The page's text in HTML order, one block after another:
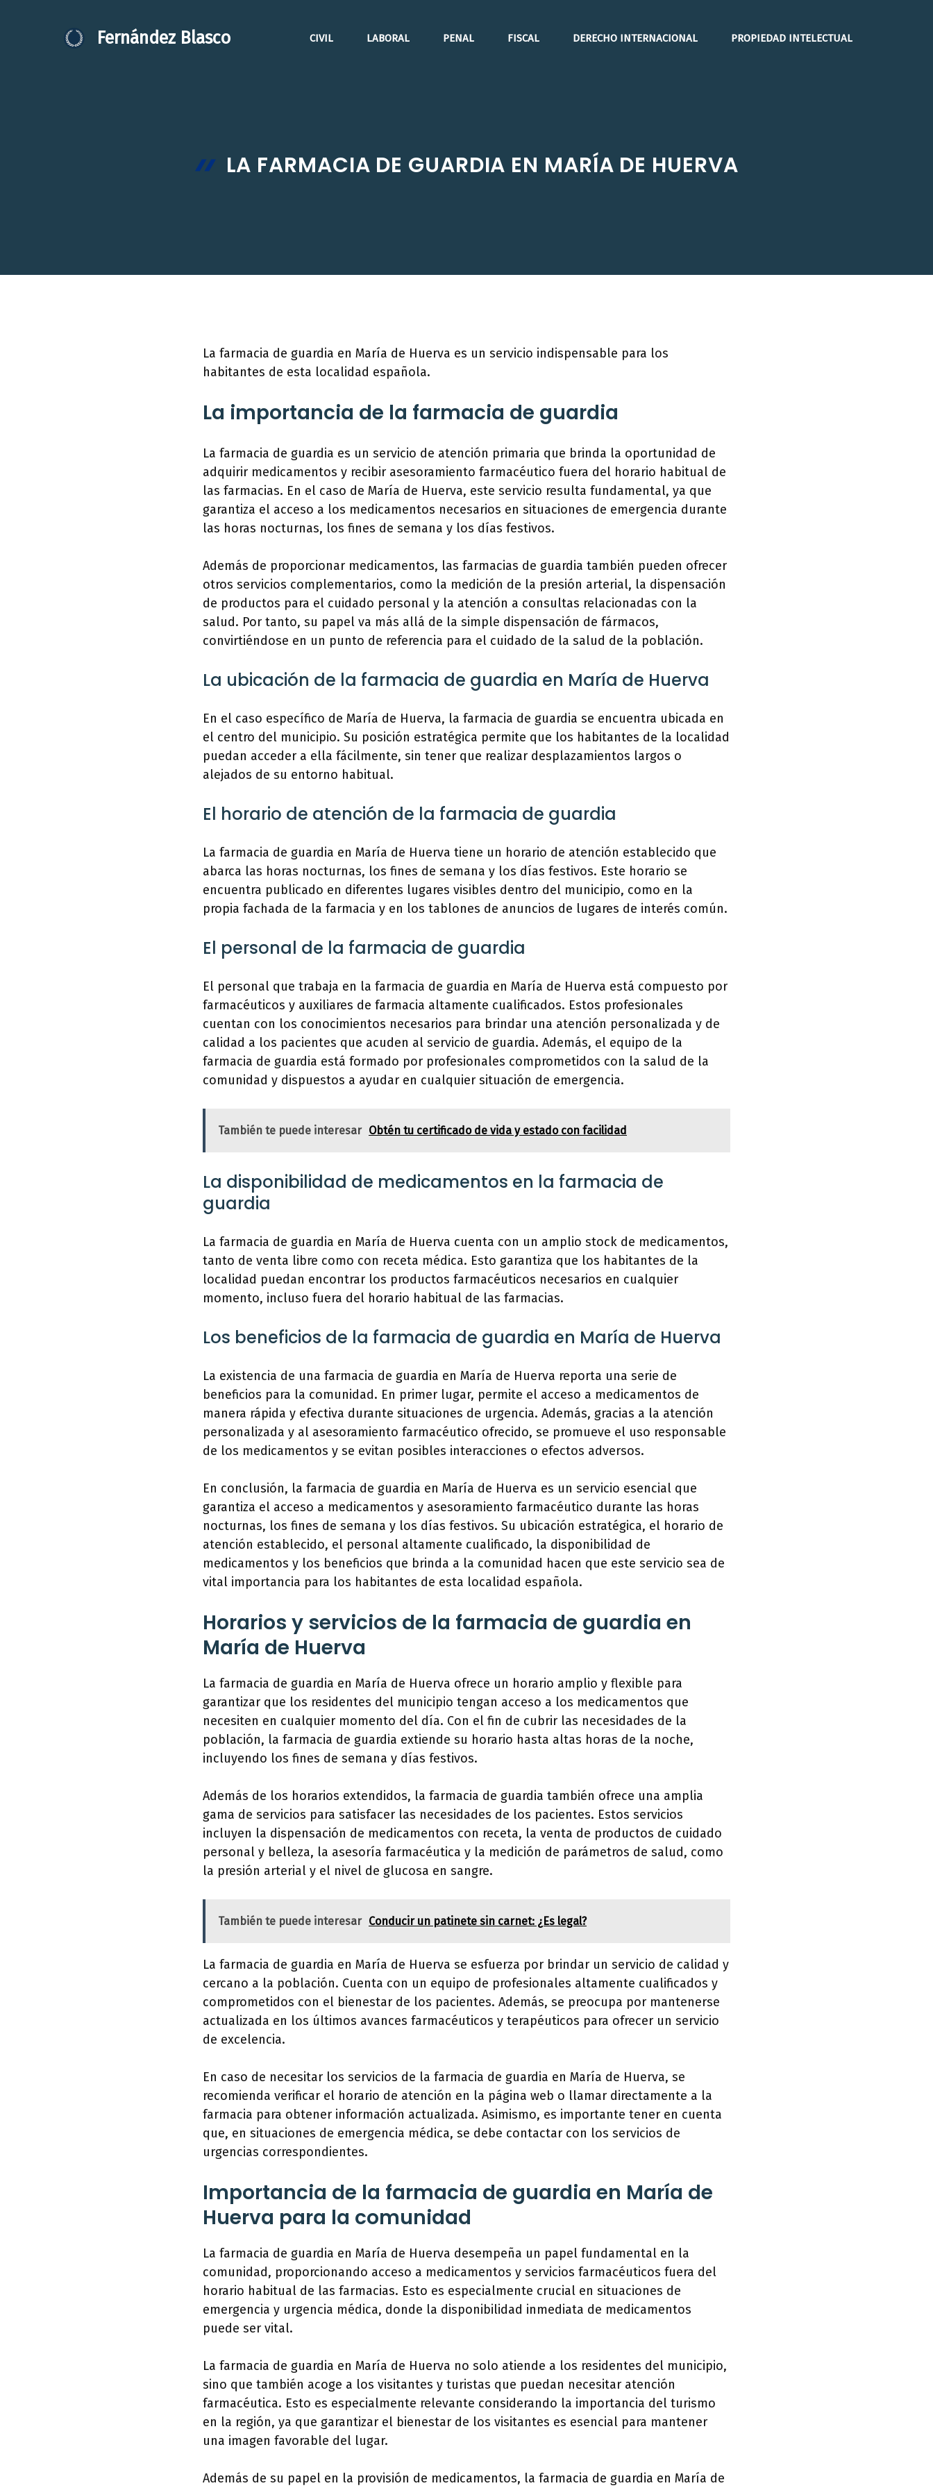
Fernández Blasco CIVIL LABORAL PENAL FISCAL DERECHO INTERNACIONAL PROPIEDAD INTELECTUAL
LA FARMACIA DE GUARDIA EN MARÍA DE HUERVA
La farmacia de guardia en María de Huerva es un servicio indispensable para los
habitantes de esta localidad española.
La importancia de la farmacia de guardia
La farmacia de guardia es un servicio de atención primaria que brinda la oportunidad de
adquirir medicamentos y recibir asesoramiento farmacéutico fuera del horario habitual de
las farmacias. En el caso de María de Huerva, este servicio resulta fundamental, ya que
garantiza el acceso a los medicamentos necesarios en situaciones de emergencia durante
las horas nocturnas, los fines de semana y los días festivos.
Además de proporcionar medicamentos, las farmacias de guardia también pueden ofrecer
otros servicios complementarios, como la medición de la presión arterial, la dispensación
de productos para el cuidado personal y la atención a consultas relacionadas con la
salud. Por tanto, su papel va más allá de la simple dispensación de fármacos,
convirtiéndose en un punto de referencia para el cuidado de la salud de la población.
La ubicación de la farmacia de guardia en María de Huerva
En el caso específico de María de Huerva, la farmacia de guardia se encuentra ubicada en
el centro del municipio. Su posición estratégica permite que los habitantes de la localidad
puedan acceder a ella fácilmente, sin tener que realizar desplazamientos largos o
alejados de su entorno habitual.
El horario de atención de la farmacia de guardia
La farmacia de guardia en María de Huerva tiene un horario de atención establecido que
abarca las horas nocturnas, los fines de semana y los días festivos. Este horario se
encuentra publicado en diferentes lugares visibles dentro del municipio, como en la
propia fachada de la farmacia y en los tablones de anuncios de lugares de interés común.
El personal de la farmacia de guardia
El personal que trabaja en la farmacia de guardia en María de Huerva está compuesto por
farmacéuticos y auxiliares de farmacia altamente cualificados. Estos profesionales
cuentan con los conocimientos necesarios para brindar una atención personalizada y de
calidad a los pacientes que acuden al servicio de guardia. Además, el equipo de la
farmacia de guardia está formado por profesionales comprometidos con la salud de la
comunidad y dispuestos a ayudar en cualquier situación de emergencia.
También te puede interesar Obtén tu certificado de vida y estado con facilidad
La disponibilidad de medicamentos en la farmacia de
guardia
La farmacia de guardia en María de Huerva cuenta con un amplio stock de medicamentos,
tanto de venta libre como con receta médica. Esto garantiza que los habitantes de la
localidad puedan encontrar los productos farmacéuticos necesarios en cualquier
momento, incluso fuera del horario habitual de las farmacias.
Los beneficios de la farmacia de guardia en María de Huerva
La existencia de una farmacia de guardia en María de Huerva reporta una serie de
beneficios para la comunidad. En primer lugar, permite el acceso a medicamentos de
manera rápida y efectiva durante situaciones de urgencia. Además, gracias a la atención
personalizada y al asesoramiento farmacéutico ofrecido, se promueve el uso responsable
de los medicamentos y se evitan posibles interacciones o efectos adversos.
En conclusión, la farmacia de guardia en María de Huerva es un servicio esencial que
garantiza el acceso a medicamentos y asesoramiento farmacéutico durante las horas
nocturnas, los fines de semana y los días festivos. Su ubicación estratégica, el horario de
atención establecido, el personal altamente cualificado, la disponibilidad de
medicamentos y los beneficios que brinda a la comunidad hacen que este servicio sea de
vital importancia para los habitantes de esta localidad española.
Horarios y servicios de la farmacia de guardia en
María de Huerva
La farmacia de guardia en María de Huerva ofrece un horario amplio y flexible para
garantizar que los residentes del municipio tengan acceso a los medicamentos que
necesiten en cualquier momento del día. Con el fin de cubrir las necesidades de la
población, la farmacia de guardia extiende su horario hasta altas horas de la noche,
incluyendo los fines de semana y días festivos.
Además de los horarios extendidos, la farmacia de guardia también ofrece una amplia
gama de servicios para satisfacer las necesidades de los pacientes. Estos servicios
incluyen la dispensación de medicamentos con receta, la venta de productos de cuidado
personal y belleza, la asesoría farmacéutica y la medición de parámetros de salud, como
la presión arterial y el nivel de glucosa en sangre.
También te puede interesar Conducir un patinete sin carnet: ¿Es legal?
La farmacia de guardia en María de Huerva se esfuerza por brindar un servicio de calidad y
cercano a la población. Cuenta con un equipo de profesionales altamente cualificados y
comprometidos con el bienestar de los pacientes. Además, se preocupa por mantenerse
actualizada en los últimos avances farmacéuticos y terapéuticos para ofrecer un servicio
de excelencia.
En caso de necesitar los servicios de la farmacia de guardia en María de Huerva, se
recomienda verificar el horario de atención en la página web o llamar directamente a la
farmacia para obtener información actualizada. Asimismo, es importante tener en cuenta
que, en situaciones de emergencia médica, se debe contactar con los servicios de
urgencias correspondientes.
Importancia de la farmacia de guardia en María de
Huerva para la comunidad
La farmacia de guardia en María de Huerva desempeña un papel fundamental en la
comunidad, proporcionando acceso a medicamentos y servicios farmacéuticos fuera del
horario habitual de las farmacias. Esto es especialmente crucial en situaciones de
emergencia y urgencia médica, donde la disponibilidad inmediata de medicamentos
puede ser vital.
La farmacia de guardia en María de Huerva no solo atiende a los residentes del municipio,
sino que también acoge a los visitantes y turistas que puedan necesitar atención
farmacéutica. Esto es especialmente relevante considerando la importancia del turismo
en la región, ya que garantizar el bienestar de los visitantes es esencial para mantener
una imagen favorable del lugar.
Además de su papel en la provisión de medicamentos, la farmacia de guardia en María de